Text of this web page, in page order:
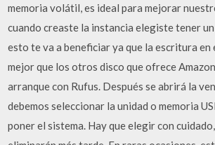
memoria volátil, es ideal para mejorar
cuando creaste la instancia elegiste tener
esto te va a beneficiar ya que la escritura en
mejor que los otros disco que ofrece
arranque con Rufus. Después se abrirá la
debemos seleccionar la unidad o memoria
poner el sistema. Hay que elegir con